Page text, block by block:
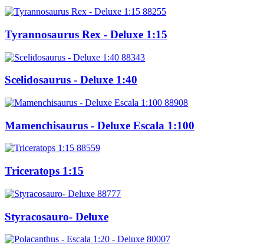
88255
Tyrannosaurus Rex - Deluxe 1:15
88343
Scelidosaurus - Deluxe 1:40
88908
Mamenchisaurus - Deluxe Escala 1:100
88559
Triceratops 1:15
88777
Styracosauro- Deluxe
80007